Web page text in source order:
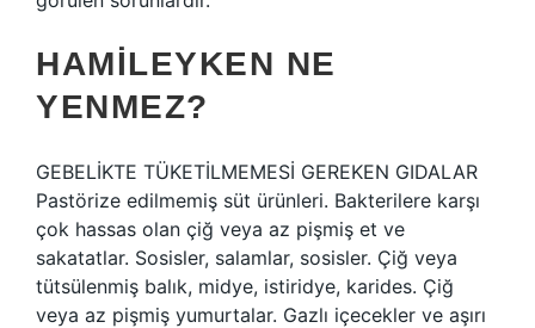
HAMILEYKEN NE
YENMEZ?
GEBELİKTE TÜKETİLMEMESİ GEREKEN GIDALAR
Pastörize edilmemiş süt ürünleri. Bakterilere karşı
çok hassas olan çiğ veya az pişmiş et ve
sakatatlar. Sosisler, salamlar, sosisler. Çiğ veya
tütsülenmiş balık, midye, istiridye, karides. Çiğ
veya az pişmiş yumurtalar. Gazlı içecekler ve aşırı